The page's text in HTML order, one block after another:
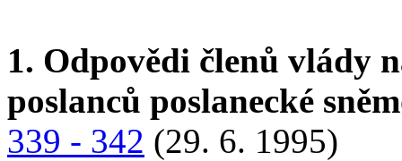
1. Odpovědi členů vlády
poslanců poslanecké
339 - 342 (29. 6. 1995)